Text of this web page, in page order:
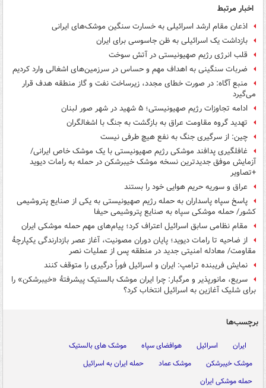
اخبار مرتبط
اذعان مقام ارشد اسرائیلی به خسارت سنگین موشک‌های ایرانی
بازداشت یک اسرائیلی به ظن جاسوسی برای ایران
قلب انرژی رژیم صهیونیستی در آتش سوخت
ضربات سنگینی به اهداف مهم و حساس در سرزمین‌های اشغالی وارد کردیم
منبع آگاه: در صورت خطای مجدد، زیرساخت نفت و گاز منطقه هدف قرار
می‌گیرد
ادامه تجاوزات رژیم صهیونیستی؛ ۵ شهید در شهر صور لبنان
تهدید گروه مقاومت عراق به بازگشت به جنگ با اشغالگران
چین: از سرگیری جنگ به نفع هیچ طرفی نیست
غافلگیری پدافند موشکی رژیم صهیونیستی با یک موشک خاص ایرانی/
آزمایش موفق جدیدترین نسخه موشک خیبرشکن در حمله به رامات دیوید
+تصاویر
عراق و سوریه حریم هوایی خود را بستند
پاسخ سپاه پاسداران به حمله رژیم صهیونیستی به یکی از صنایع پتروشیمی
کشور/ حمله موشکی سپاه به صنایع پتروشیمی حیفا
مقام نظامی سابق اسرائیل اعتراف کرد؛ پیام‌های مهم حمله موشکی ایران
از ضاحیه تا رامات دیوید؛ پایان دوران مصونیت، آغاز عصر بازدارندگی یکپارچهٔ
مقاومت/ معادله امنیتی جدید در منطقه پس از عملیات نصر
نمایش فریبنده ترامپ: ایران و اسرائیل فوراً درگیری را متوقف کنند
سریع، مانورپذیر و مرگبار: چرا ایران موشک بالستیک پیشرفتهٔ «خیبرشکن» را
برای شلیک آغازین به اسرائیل انتخاب کرد؟
برچسب‌ها
ایران اسرائیل هوافضای سپاه
موشک های بالستیک
موشک خیبرشکن
موشک عماد
حمله ایران به اسرائیل
حمله موشکی ایران